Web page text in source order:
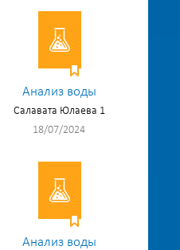
Анализ воды
Салавата Юлаева 1
18/07/2024
Анализ воды